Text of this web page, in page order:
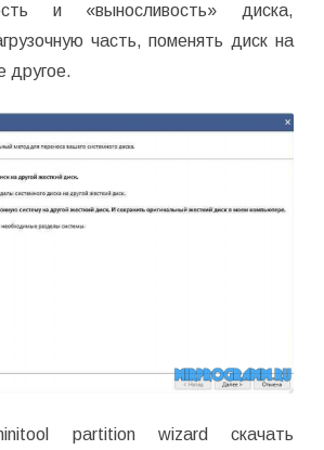
и «выносливость» диска,
часть, поменять диск на
другое.
partition wizard скачать